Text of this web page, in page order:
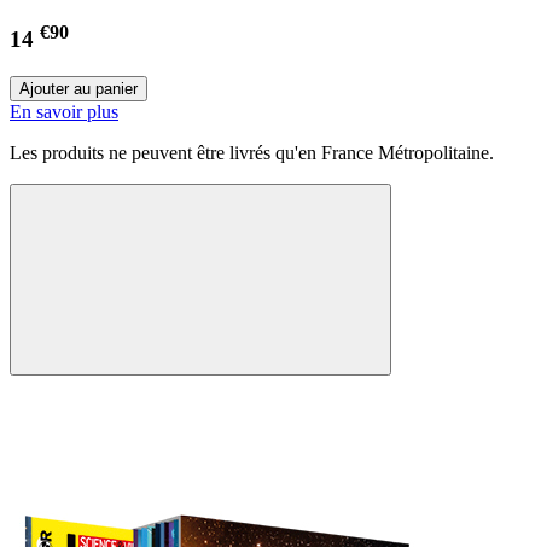
14 €90
En savoir plus
Les produits ne peuvent être livrés qu'en France Métropolitaine.